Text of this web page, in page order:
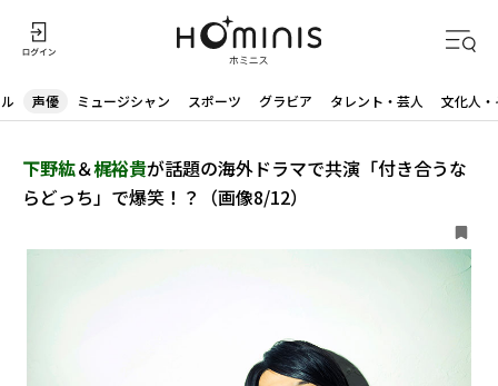
声優 ミュージシャン スポーツ グラビア タレント・芸人 文化人
下野紘＆梶裕貴が話題の海外ドラマで共演「付き合うな
らどっち」で爆笑！？（画像8/12）